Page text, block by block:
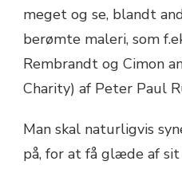
meget og se, blandt
berømte maleri, som
Rembrandt og Cimon
Charity) af Peter Paul
Man skal naturligvis
på, for at få glæde af sit